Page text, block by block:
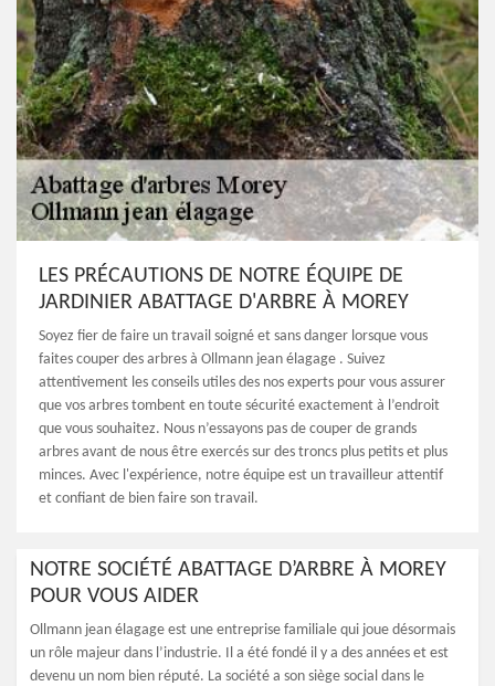
LES PRÉCAUTIONS DE NOTRE ÉQUIPE DE
JARDINIER ABATTAGE D'ARBRE À MOREY
Soyez fier de faire un travail soigné et sans danger lorsque vous
faites couper des arbres à Ollmann jean élagage . Suivez
attentivement les conseils utiles des nos experts pour vous assurer
que vos arbres tombent en toute sécurité exactement à l’endroit
que vous souhaitez. Nous n’essayons pas de couper de grands
arbres avant de nous être exercés sur des troncs plus petits et plus
minces. Avec l'expérience, notre équipe est un travailleur attentif
et confiant de bien faire son travail.
NOTRE SOCIÉTÉ ABATTAGE D’ARBRE À MOREY
POUR VOUS AIDER
Ollmann jean élagage est une entreprise familiale qui joue désormais
un rôle majeur dans l’industrie. Il a été fondé il y a des années et est
devenu un nom bien réputé. La société a son siège social dans le